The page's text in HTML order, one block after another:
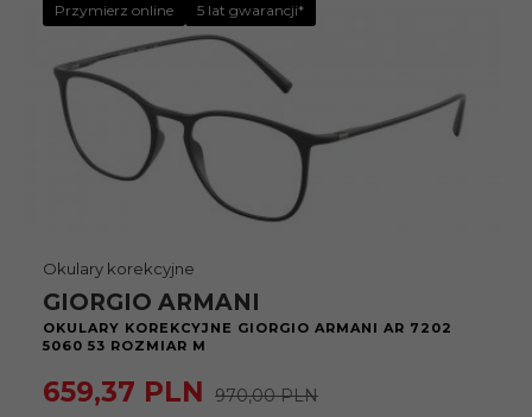
Przymierz online 5 lat gwarancji*
Okulary korekcyjne
GIORGIO ARMANI
OKULARY KOREKCYJNE GIORGIO ARMANI AR 7202
5060 53 ROZMIAR M
659,37 PLN 970,00 PLN